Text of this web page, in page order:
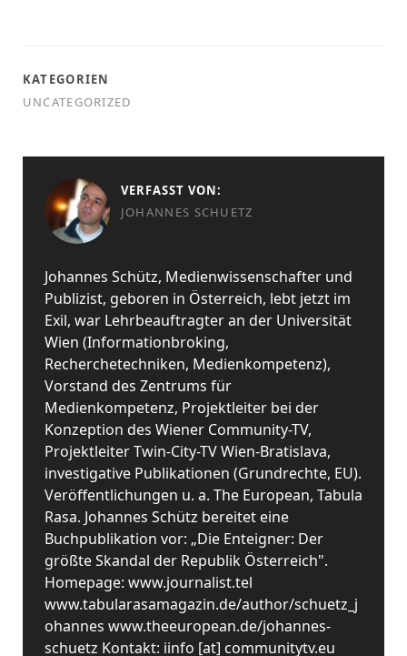
KATEGORIEN
UNCATEGORIZED
VERFASST VON:
JOHANNES SCHUETZ
Johannes Schütz, Medienwissenschafter und
Publizist, geboren in Österreich, lebt jetzt im
Exil, war Lehrbeauftragter an der Universität
Wien (Informationbroking,
Recherchetechniken, Medienkompetenz),
Vorstand des Zentrums für
Medienkompetenz, Projektleiter bei der
Konzeption des Wiener Community-TV,
Projektleiter Twin-City-TV Wien-Bratislava,
investigative Publikationen (Grundrechte, EU).
Veröffentlichungen u. a. The European, Tabula
Rasa. Johannes Schütz bereitet eine
Buchpublikation vor: „Die Enteigner: Der
größte Skandal der Republik Österreich".
Homepage: www.journalist.tel
www.tabularasamagazin.de/author/schuetz_j
ohannes www.theeuropean.de/johannes-
schuetz Kontakt: iinfo [at] communitytv.eu